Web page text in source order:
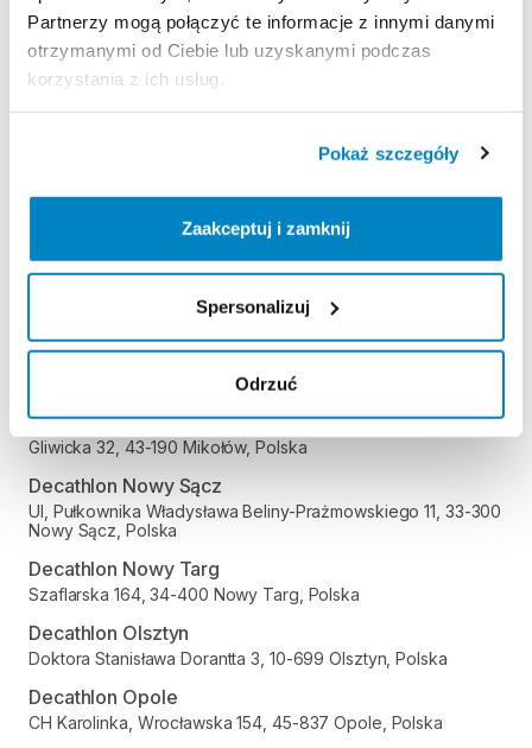
Partnerzy mogą połączyć te informacje z innymi danymi
otrzymanymi od Ciebie lub uzyskanymi podczas
korzystania z ich usług.
Pokaż szczegóły
Zaakceptuj i zamknij
Spersonalizuj
Odrzuć
Decathlon Kielce
Radomska 24, 25-451 Kielce, Polska
Decathlon Legnica
Objazdowa 9, 59-220 Legnica, Polska
Decathlon Lublin Węglin
Gęsia 1, 20-719 Lublin, Polska
Decathlon Lublin Czechów
Aleja Spółdzielczości Pracy 26, 20-147 Lublin, Polska
Decathlon Mikołów
Gliwicka 32, 43-190 Mikołów, Polska
Decathlon Nowy Sącz
Ul, Pułkownika Władysława Beliny-Prażmowskiego 11, 33-300
Nowy Sącz, Polska
Decathlon Nowy Targ
Szaflarska 164, 34-400 Nowy Targ, Polska
Decathlon Olsztyn
Doktora Stanisława Dorantta 3, 10-699 Olsztyn, Polska
Decathlon Opole
CH Karolinka, Wrocławska 154, 45-837 Opole, Polska